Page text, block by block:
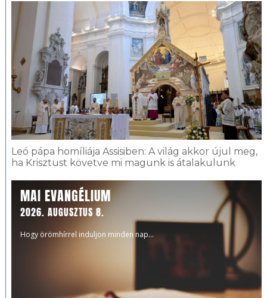
Leó pápa homíliája Assisiben: A világ akkor újul meg,
ha Krisztust követve mi magunk is átalakulunk
MAI EVANGÉLIUM
2026. AUGUSZTUS 8.
Hogy örömhírrel induljon minden nap...